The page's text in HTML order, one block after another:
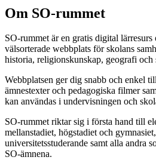
Om SO-rummet
SO-rummet är en gratis digital lärresurs
välsorterade webbplats för skolans
historia, religionskunskap, geografi och
Webbplatsen ger dig snabb och enkel
ämnestexter och pedagogiska filmer
kan användas i undervisningen och
SO-rummet riktar sig i första hand till
mellanstadiet, högstadiet och
universitetsstuderande samt alla andra
SO-ämnena.